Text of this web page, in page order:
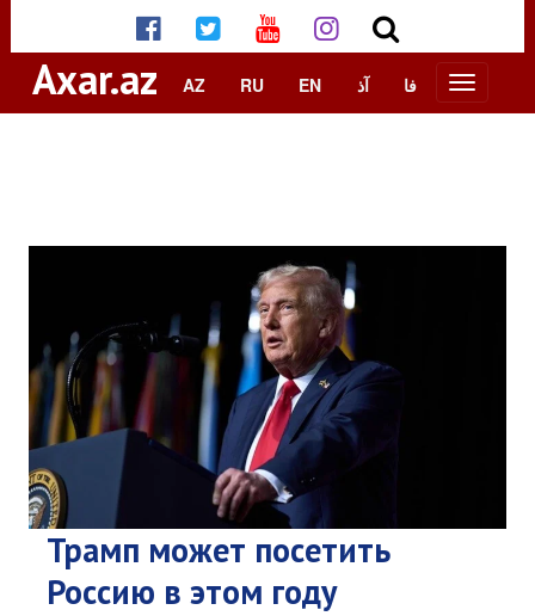
Axar.az AZ RU EN آذ فا
Трамп может посетить
Россию в этом году